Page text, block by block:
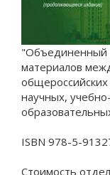
"Объединенный
материалов
научных,
ISBN 978-5-
Стоимость